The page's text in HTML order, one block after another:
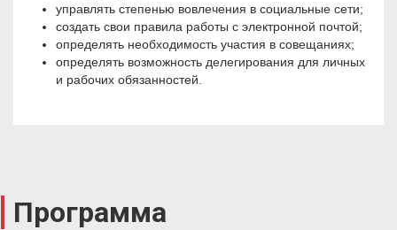
управлять степенью вовлечения в социальные сети;
создать свои правила работы с электронной почтой;
определять необходимость участия в совещаниях;
определять возможность делегирования для личных
и рабочих обязанностей.
Программа